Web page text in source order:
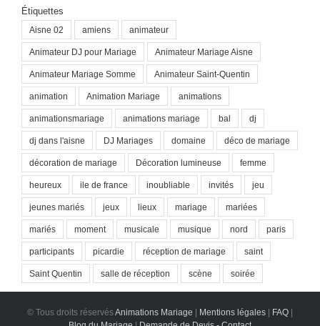
Étiquettes
Aisne 02 amiens animateur
Animateur DJ pour Mariage Animateur Mariage Aisne
Animateur Mariage Somme Animateur Saint-Quentin
animation Animation Mariage animations
animationsmariage animations mariage bal dj
dj dans l'aisne DJ Mariages domaine déco de mariage
décoration de mariage Décoration lumineuse femme
heureux ile de france inoubliable invités jeu
jeunes mariés jeux lieux mariage mariées
mariés moment musicale musique nord paris
participants picardie réception de mariage saint
Saint Quentin salle de réception scène soirée
© Tous droits réservésAnimations Mariage Mentions légales FAQ